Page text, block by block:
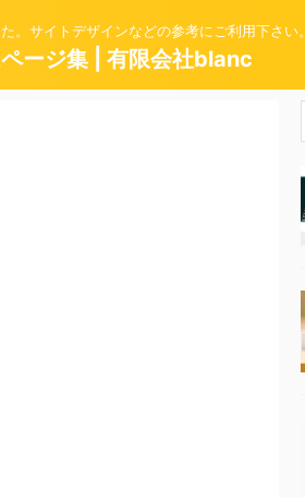
。サイトデザインなどの参考にご利用下さい。
ージ集 | 有限会社blanc